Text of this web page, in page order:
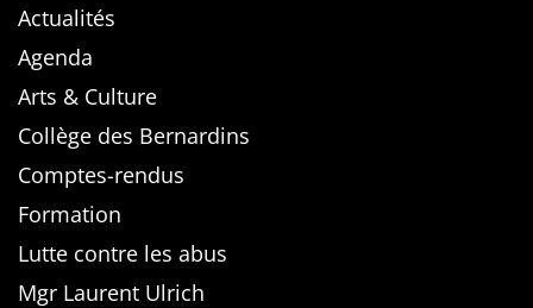
Actualités
Agenda
Arts & Culture
Collège des Bernardins
Comptes-rendus
Formation
Lutte contre les abus
Mgr Laurent Ulrich